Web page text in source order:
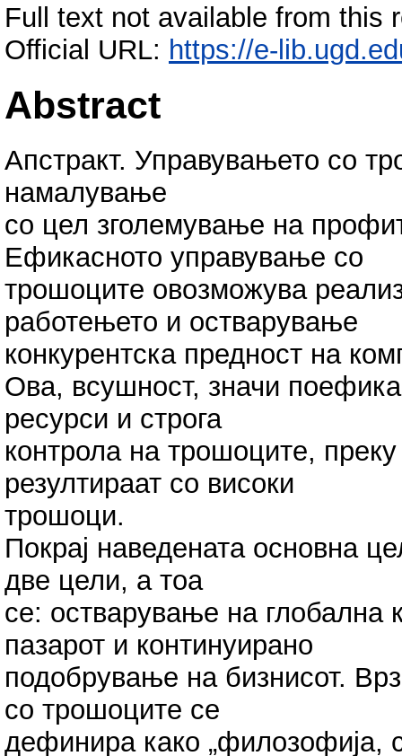
Full text not available from this
Official URL: https://e-
Abstract
Aпстракт. Управувањето со
намалување
со цел зголемување на
Ефикасното управување со
трошоците овозможува
работењето и остварување
конкурентска предност на
Ова, всушност, значи
ресурси и строга
контрола на трошоците,
резултираат со високи
трошоци.
Покрај наведената основна
две цели, а тоа
се: остварување на глобална
пазарот и континуирано
подобрување на бизнисот.
со трошоците се
дефинира како „филозофија,